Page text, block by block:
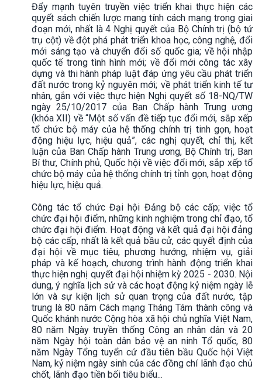
Đẩy mạnh tuyên truyền việc triển khai thực hiện các
quyết sách chiến lược mang tính cách mạng trong giai
đoạn mới, nhất là 4 Nghị quyết của Bộ Chính trị (bộ tứ
trụ cột) về đột phá phát triển khoa học, công nghệ, đổi
mới sáng tạo và chuyển đổi số quốc gia; về hội nhập
quốc tế trong tình hình mới; về đổi mới công tác xây
dựng và thi hành pháp luật đáp ứng yêu cầu phát triển
đất nước trong kỷ nguyên mới; về phát triển kinh tế tư
nhân, gắn với việc thực hiện Nghị quyết số 18-NQ/TW
ngày 25/10/2017 của Ban Chấp hành Trung ương
(khóa XII) về “Một số vấn đề tiếp tục đổi mới, sắp xếp
tổ chức bộ máy của hệ thống chính trị tinh gọn, hoạt
động hiệu lực, hiệu quả”, các nghị quyết, chỉ thị, kết
luận của Ban Chấp hành Trung ương, Bộ Chính trị, Ban
Bí thư, Chính phủ, Quốc hội về việc đổi mới, sắp xếp tổ
chức bộ máy của hệ thống chính trị tỉnh gọn, hoạt động
hiệu lực, hiệu quả.
Công tác tổ chức Đại hội Đảng bộ các cấp; việc tổ
chức đại hội điểm, những kinh nghiệm trong chỉ đạo, tổ
chức đại hội điểm. Hoạt động và kết quả đại hội đảng
bộ các cấp, nhất là kết quả bầu cử, các quyết định của
đại hội về mục tiêu, phương hướng, nhiệm vụ, giải
pháp và kế hoạch, chương trình hành động triển khai
thực hiện nghị quyết đại hội nhiệm kỳ 2025 - 2030. Nội
dung, ý nghĩa lịch sử và các hoạt động kỷ niệm ngày lễ
lớn và sự kiện lịch sử quan trọng của đất nước, tập
trung là 80 năm Cách mạng Tháng Tám thành công và
Quốc khánh nước Cộng hòa xã hội chủ nghĩa Việt Nam,
80 năm Ngày truyền thống Công an nhân dân và 20
năm Ngày hội toàn dân bảo vệ an ninh Tổ quốc, 80
năm Ngày Tổng tuyển cử đầu tiên bầu Quốc hội Việt
Nam, kỷ niệm ngày sinh của các đồng chí lãnh đạo chủ
chốt, lãnh đạo tiền bối tiêu biểu...